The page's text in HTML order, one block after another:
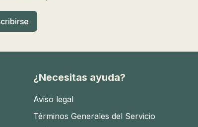
¿Necesitas ayuda?
Aviso legal
Términos Generales del Servicio